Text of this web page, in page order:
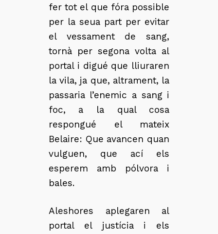
fer tot el que fóra possible
per la seua part per evitar
el vessament de sang,
tornà per segona volta al
portal i digué que lliuraren
la vila, ja que, altrament, la
passaria l’enemic a sang i
foc, a la qual cosa
respongué el mateix
Belaire: Que avancen quan
vulguen, que ací els
esperem amb pólvora i
bales.
Aleshores aplegaren al
portal el justícia i els